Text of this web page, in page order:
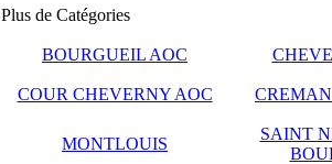
Plus de Catégories
BOURGUEIL AOC
COUR CHEVERNY AOC
MONTLOUIS
SAINT